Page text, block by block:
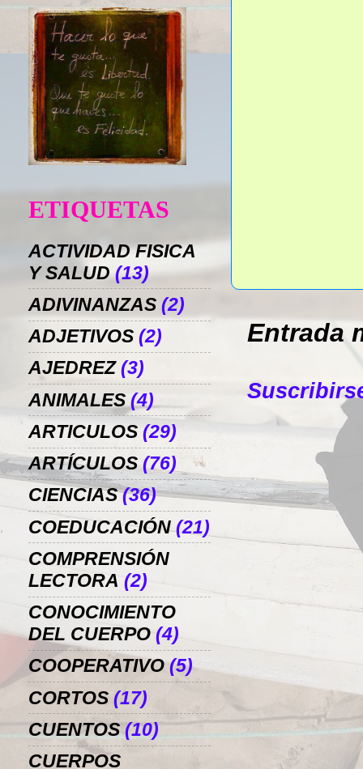
Entrada
ETIQUETAS
ACTIVIDAD FISICA
Y SALUD (13)
ADIVINANZAS (2)
ADJETIVOS (2)
AJEDREZ (3)
ANIMALES (4)
ARTICULOS (29)
ARTÍCULOS (76)
CIENCIAS (36)
COEDUCACIÓN (21)
COMPRENSIÓN
LECTORA (2)
CONOCIMIENTO
DEL CUERPO (4)
COOPERATIVO (5)
CORTOS (17)
CUENTOS (10)
CUERPOS